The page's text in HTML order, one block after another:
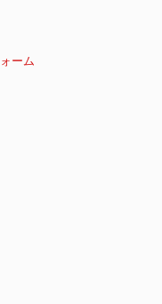
ーム